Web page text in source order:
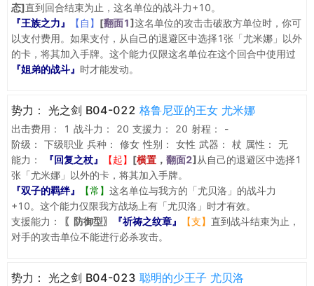
态]直到回合结束为止，这名单位的战斗力+10。
『王族之力』
【自】 [翻面1]这名单位的攻击击破敌方单位时，你可
以支付费用。如果支付，从自己的退避区中选择1张「尤米娜」以外
的卡，将其加入手牌。这个能力仅限这名单位在这个回合中使用过
『姐弟的战斗』 时才能发动。
势力： 光之剑 B04-022 格鲁尼亚的王女 尤米娜
出击费用： 1 战斗力： 20 支援力： 20 射程：
-
阶级：
下级职业 兵种： 修女 性别： 女性 武器： 杖 属性：
无
能力：
『回复之杖』 【起】 [横置 ， 翻面2] 从自己的退避区中选择1
张「尤米娜」以外的卡，将其加入手牌。
『双子的羁绊』
【常】 这名单位与我方的「尤贝洛」的战斗力
+10。这个能力仅限我方战场上有「尤贝洛」时才有效。
支援能力：
〖防御型〗 『祈祷之纹章』 【支】 直到战斗结束为止，
对手的攻击单位不能进行必杀攻击。
势力： 光之剑 B04-023 聪明的少王子 尤贝洛